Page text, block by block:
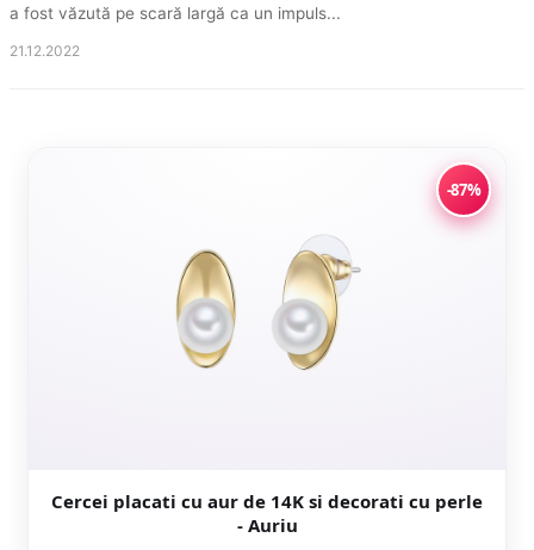
a fost văzută pe scară largă ca un impuls...
21.12.2022
-87%
Cercei placati cu aur de 14K si decorati cu perle
- Auriu